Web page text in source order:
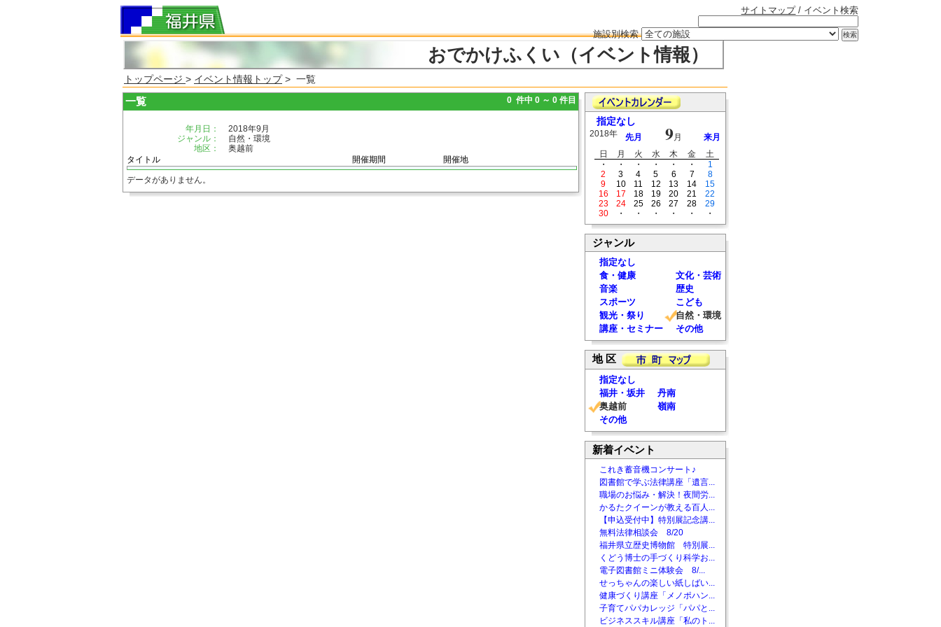
サイトマップ/ イベント検索
施設別検索
おでかけふくい（イベント情報）
トップページ > イベント情報トップ> 一覧
一覧 0 件中 0 ～ 0 件目
年月日：
2018年9月
ジャンル：
自然・環境
地区：
奥越前
タイトル
開催期間 開催地
データがありません。
指定なし
2018年 先月 9月
来月
日
月 火 水 木 金
土
・
・ ・ ・ ・ ・
1
2
3 4 5 6 7
8
9
10 11 12 13 14
15
16
17 18 19 20 21
22
23
24 25 26 27 28
29
30
・ ・ ・ ・ ・ ・
ジャンル
指定なし
食・健康
文化・芸術
音楽
歴史
スポーツ
こども
観光・祭り
自然・環境
講座・セミナー
その他
地 区
指定なし
福井・坂井
丹南
奥越前
嶺南
その他
新着イベント
これき蓄音機コンサート♪
図書館で学ぶ法律講座「遺言...
職場のお悩み・解決！夜間労...
かるたクイーンが教える百人...
【申込受付中】特別展記念講...
無料法律相談会 8/20
福井県立歴史博物館 特別展...
くどう博士の手づくり科学お...
電子図書館ミニ体験会 8/...
せっちゃんの楽しい紙しばい...
健康づくり講座「メノポハン...
子育てパパカレッジ「パパと...
ビジネススキル講座「私のト...